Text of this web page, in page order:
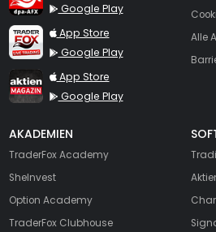
Google Play
TraderFox Live Trading
App Store
Google Play
TraderFox aktien Magazin
App Store
Google Play
Alle
AKADEMIEN
TraderFox Academy
SheInvest
Option Academy
TraderFox Clubhouse